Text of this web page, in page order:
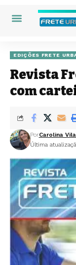
EDIÇÕES FRETE
Revista
com
Última
PorCarolina